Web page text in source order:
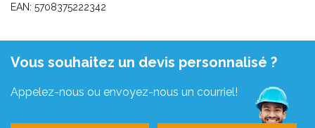
EAN: 5708375222342
Vous souhaitez un devis personnalisé ?
Appelez-nous ou envoyez-nous un courriel!